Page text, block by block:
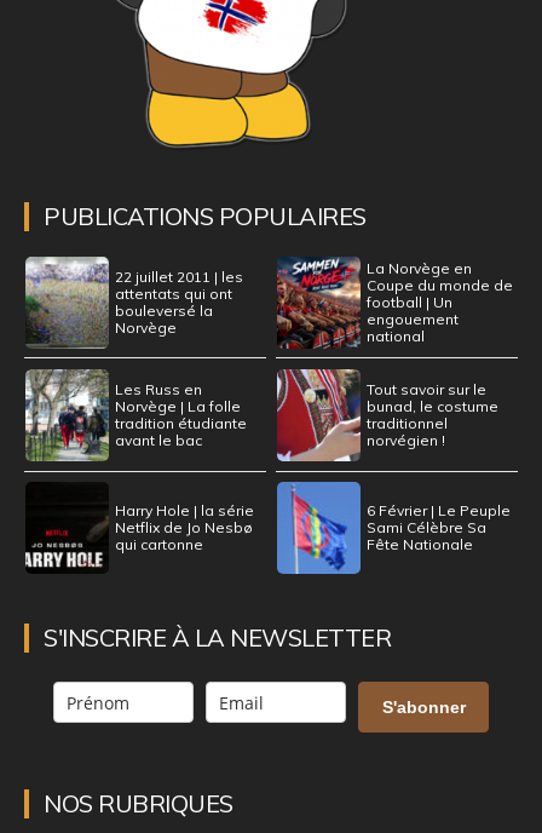
PUBLICATIONS POPULAIRES
22 juillet 2011 | les
attentats qui ont
bouleversé la
Norvège
La Norvège en
Coupe du monde de
football | Un
engouement
national
Les Russ en
Norvège | La folle
tradition étudiante
avant le bac
Tout savoir sur le
bunad, le costume
traditionnel
norvégien !
Harry Hole | la série
Netflix de Jo Nesbø
qui cartonne
6 Février | Le Peuple
Sami Célèbre Sa
Fête Nationale
S'INSCRIRE À LA NEWSLETTER
S'abonner
NOS RUBRIQUES